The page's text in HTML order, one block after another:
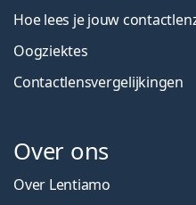
Hoe lees je jouw
Oogziektes
Contactlensvergelijkingen
Over ons
Over Lentiamo